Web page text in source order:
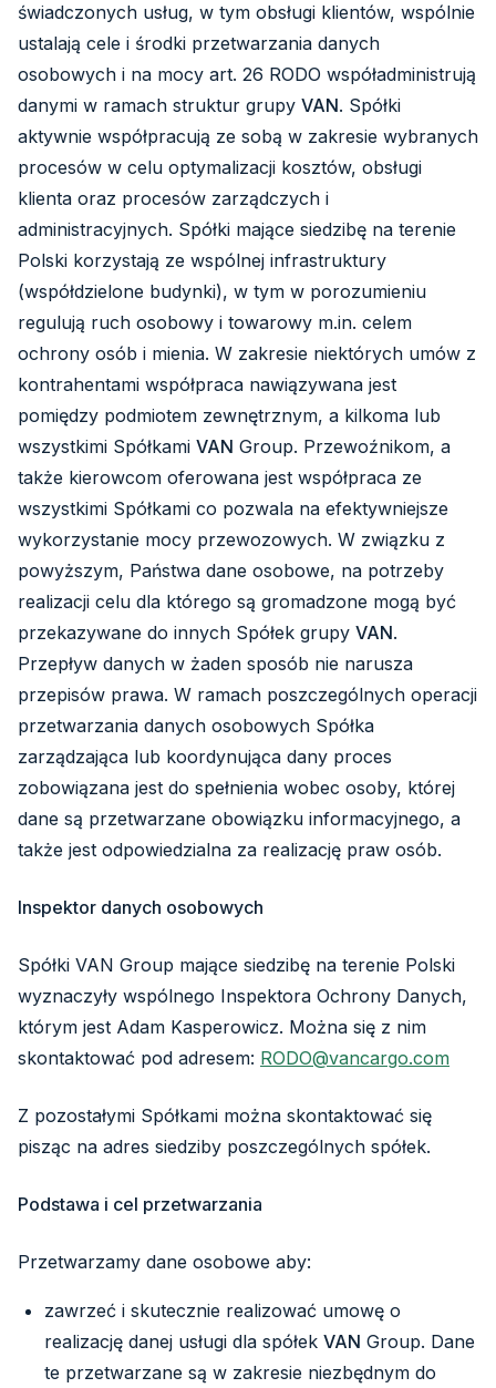
świadczonych usług, w tym obsługi klientów, wspólnie
ustalają cele i środki przetwarzania danych
osobowych i na mocy art. 26 RODO współadministrują
danymi w ramach struktur grupy VAN. Spółki
aktywnie współpracują ze sobą w zakresie wybranych
procesów w celu optymalizacji kosztów, obsługi
klienta oraz procesów zarządczych i
administracyjnych. Spółki mające siedzibę na terenie
Polski korzystają ze wspólnej infrastruktury
(współdzielone budynki), w tym w porozumieniu
regulują ruch osobowy i towarowy m.in. celem
ochrony osób i mienia. W zakresie niektórych umów z
kontrahentami współpraca nawiązywana jest
pomiędzy podmiotem zewnętrznym, a kilkoma lub
wszystkimi Spółkami VAN Group. Przewoźnikom, a
także kierowcom oferowana jest współpraca ze
wszystkimi Spółkami co pozwala na efektywniejsze
wykorzystanie mocy przewozowych. W związku z
powyższym, Państwa dane osobowe, na potrzeby
realizacji celu dla którego są gromadzone mogą być
przekazywane do innych Spółek grupy VAN.
Przepływ danych w żaden sposób nie narusza
przepisów prawa. W ramach poszczególnych operacji
przetwarzania danych osobowych Spółka
zarządzająca lub koordynująca dany proces
zobowiązana jest do spełnienia wobec osoby, której
dane są przetwarzane obowiązku informacyjnego, a
także jest odpowiedzialna za realizację praw osób.
Inspektor danych osobowych
Spółki VAN Group mające siedzibę na terenie Polski
wyznaczyły wspólnego Inspektora Ochrony Danych,
którym jest Adam Kasperowicz. Można się z nim
skontaktować pod adresem: RODO@vancargo.com
Z pozostałymi Spółkami można skontaktować się
pisząc na adres siedziby poszczególnych spółek.
Podstawa i cel przetwarzania
Przetwarzamy dane osobowe aby:
zawrzeć i skutecznie realizować umowę o
realizację danej usługi dla spółek VAN Group. Dane
te przetwarzane są w zakresie niezbędnym do